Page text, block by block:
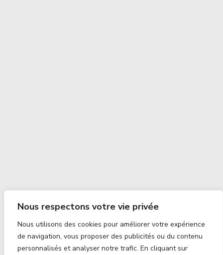
Nous respectons votre vie privée
Nous utilisons des cookies pour améliorer votre expérience
de navigation, vous proposer des publicités ou du contenu
personnalisés et analyser notre trafic. En cliquant sur